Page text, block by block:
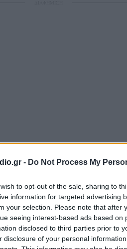
- Do Not Process My
to opt-out of the sale, sharing to
information for targeted advertising
your selection. Please note that after
seeing interest-based ads based
disclosed to third parties prior to
disclosure of your personal